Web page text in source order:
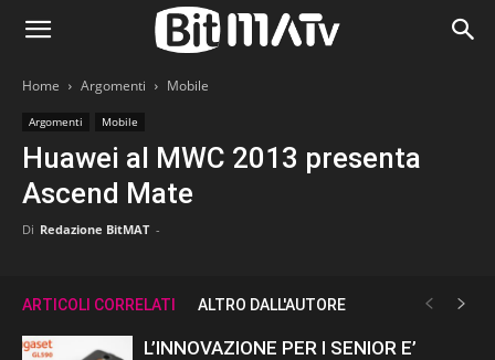
Home Argomenti Mobile
Argomenti Mobile
Huawei al MWC 2013 presenta
Ascend Mate
Di Redazione BitMAT -
ARTICOLI CORRELATI ALTRO DALL'AUTORE
L’INNOVAZIONE PER I SENIOR E’